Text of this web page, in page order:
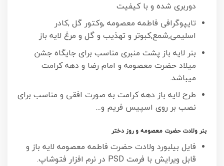
دوربری شده و با کیفیت
تایپوگرافی فاطمه معصومه ,وکتور گل ,کادر
اسلیمی,شمع,کبوتر و تهذیب و گل و مرغ لایه باز
بنر لایه باز پشت منبری مناسب برای جایگاه جشن
میلاد حضرت معصومه و امام رضا و دهه کرامت
میباشد.
طرح لایه باز دهه کرامت به صورت افقی و مناسب برای
نصب بر روی اسپیس فریم و…
بنر ولادت حضرت معصومه و روز دختر
فایل بیلبورد ولادت حضرت فاطمه معصومه لایه باز و
قابل ویرایش با فرمت PSD در نرم افزار فتوشاپ.